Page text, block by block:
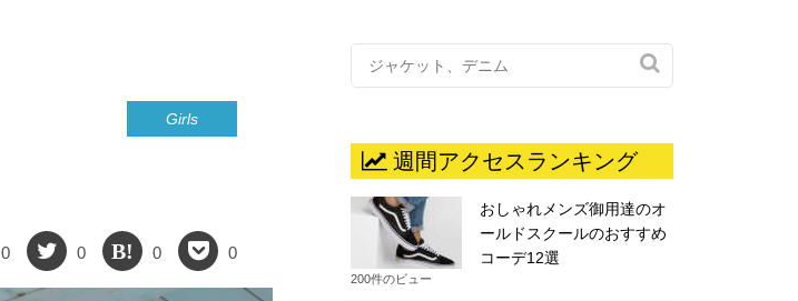
Girls
0 0 0 0

週間アクセスランキング
おしゃれメンズ御用達のオ
ールドスクールのおすすめ
コーデ12選
200件のビュー